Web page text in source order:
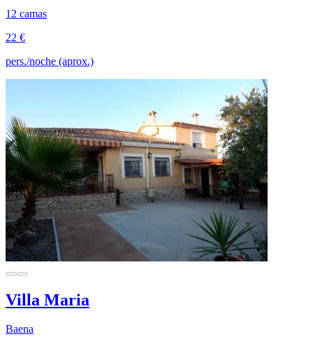
12 camas
22 €
pers./noche (aprox.)
Villa Maria
Baena